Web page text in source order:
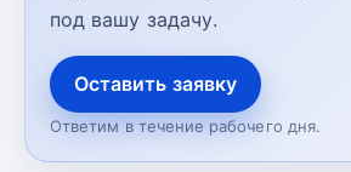
под вашу задачу.
Оставить заявку
Ответим в течение рабочего дня.